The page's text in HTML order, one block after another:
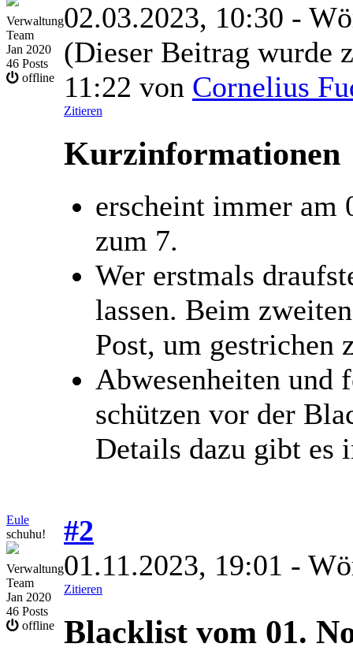
Verwaltung
Team
Jan 2020
46 Posts
offline
02.03.2023, 10:30 -
(Dieser Beitrag wurde
11:22 von Cornelius
Zitieren
Kurzinformationen
erscheint immer am
zum 7.
Wer erstmals
lassen. Beim
Post, um gestrichen
Abwesenheiten und
schützen vor der
Details dazu gibt es
Eule
schuhu!
Verwaltung
Team
Jan 2020
46 Posts
offline
#2
01.11.2023, 19:01 -
Zitieren
Blacklist vom 01.